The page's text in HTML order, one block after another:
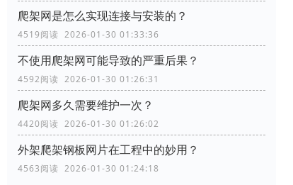
爬架网是怎么实现连接与安装的？
4519阅读 2026-01-30 01:33:36
不使用爬架网可能导致的严重后果？
4592阅读 2026-01-30 01:26:31
爬架网多久需要维护一次？
4420阅读 2026-01-30 01:26:02
外架爬架钢板网片在工程中的妙用？
4563阅读 2026-01-30 01:24:18